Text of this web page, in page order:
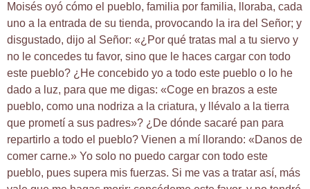
Moisés oyó cómo el pueblo, familia por familia, lloraba, cada
uno a la entrada de su tienda, provocando la ira del Señor; y
disgustado, dijo al Señor: «¿Por qué tratas mal a tu siervo y
no le concedes tu favor, sino que le haces cargar con todo
este pueblo? ¿He concebido yo a todo este pueblo o lo he
dado a luz, para que me digas: «Coge en brazos a este
pueblo, como una nodriza a la criatura, y llévalo a la tierra
que prometí a sus padres»? ¿De dónde sacaré pan para
repartirlo a todo el pueblo? Vienen a mí llorando: «Danos de
comer carne.» Yo solo no puedo cargar con todo este
pueblo, pues supera mis fuerzas. Si me vas a tratar así, más